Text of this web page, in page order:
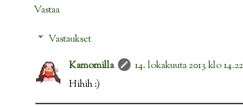
Vastaa
Vastaukset
Kamomilla
14. lokakuuta 2013 klo 14.22
Hihih :)